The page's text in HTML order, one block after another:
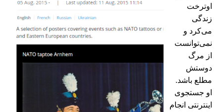
اوترخت
زندگی
می‌کرد و
نمی‌توانست
از مرگ
دوستش
مطلع باشد.
او جستجوی
اینترنتی انجام